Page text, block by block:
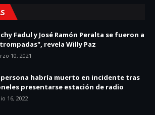
Fadul y José Ramón Peralta se fueron a
revela Willy Paz
10, 2021
persona habría muerto en incidente tras
presentarse estación de radio
16, 2022